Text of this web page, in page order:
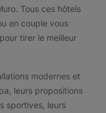
Tous ces hôtels
en couple vous
tirer le meilleur
modernes et
leurs propositions
sportives, leurs